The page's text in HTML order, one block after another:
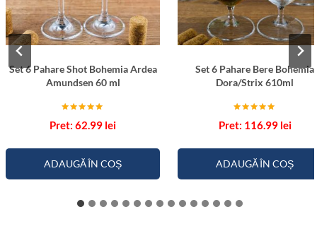
Set 6 Pahare Shot Bohemia Ardea
Amundsen 60 ml
5.00
62.99 lei
ADAUGĂ ÎN COȘ
Set 6 Pahare Bere Bohemia
Dora/Strix 610ml
5.00
116.99 lei
ADAUGĂ ÎN COȘ